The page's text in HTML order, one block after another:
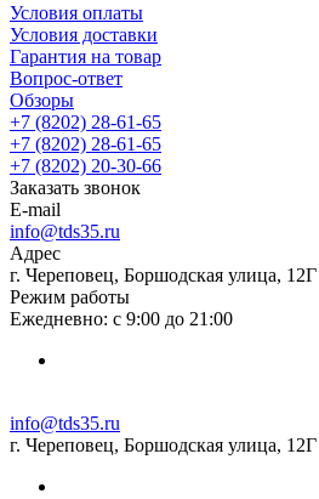
Условия оплаты
Условия доставки
Гарантия на товар
Вопрос-ответ
Обзоры
+7 (8202) 28‑61-65
+7 (8202) 28‑61-65
+7 (8202) 20‑30-66
Заказать звонок
E-mail
info@tds35.ru
Адрес
г. Череповец, Боршодская улица, 12Г
Режим работы
Ежедневно: с 9:00 до 21:00
info@tds35.ru
г. Череповец, Боршодская улица, 12Г